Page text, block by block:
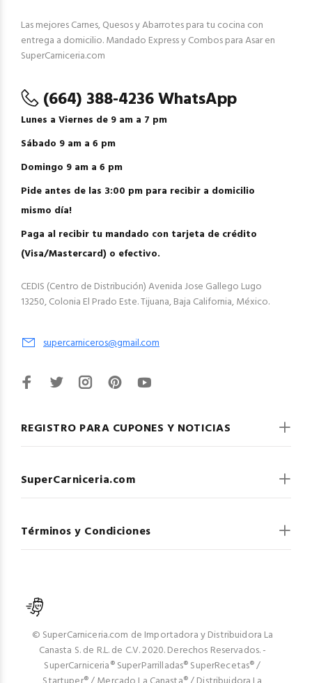
Las mejores Carnes, Quesos y Abarrotes para tu cocina con
entrega a domicilio. Mandado Express y Combos para Asar en
SuperCarniceria.com
(664) 388-4236 WhatsApp
Lunes a Viernes de 9 am a 7 pm
Sábado 9 am a 6 pm
Domingo 9 am a 6 pm
Pide antes de las 3:00 pm para recibir a domicilio
mismo día!
Paga al recibir tu mandado con tarjeta de crédito
(Visa/Mastercard) o efectivo.
CEDIS (Centro de Distribución) Avenida Jose Gallego Lugo
13250, Colonia El Prado Este. Tijuana, Baja California, México.
supercarniceros@gmail.com
REGISTRO PARA CUPONES Y NOTICIAS
SuperCarniceria.com
Términos y Condiciones
© SuperCarniceria.com de Importadora y Distribuidora La
Canasta S. de R.L. de C.V. 2020. Derechos Reservados. -
SuperCarniceria® SuperParrilladas® SuperRecetas® /